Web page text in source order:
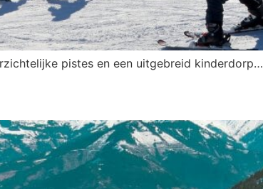
pistes en een uitgebreid kinderdorp…